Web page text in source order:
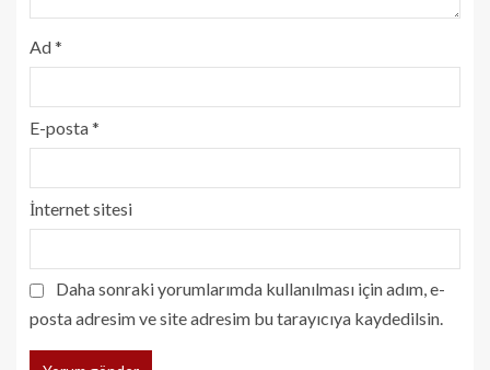
Ad*
E-posta*
İnternet sitesi
Daha sonraki yorumlarımda kullanılması için adım, e-
posta adresim ve site adresim bu tarayıcıya kaydedilsin.